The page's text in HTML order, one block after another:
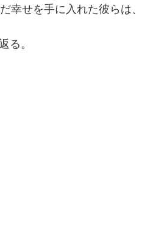
幸せを手に入れた彼らは、
る。